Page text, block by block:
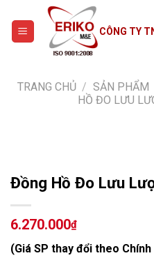
content
CÔNG TY
TRANG CHỦ / SẢN PHẨM
HỒ ĐO LƯU
Đồng Hồ Đo Lưu
6.270.000₫
(Giá SP thay đổi theo